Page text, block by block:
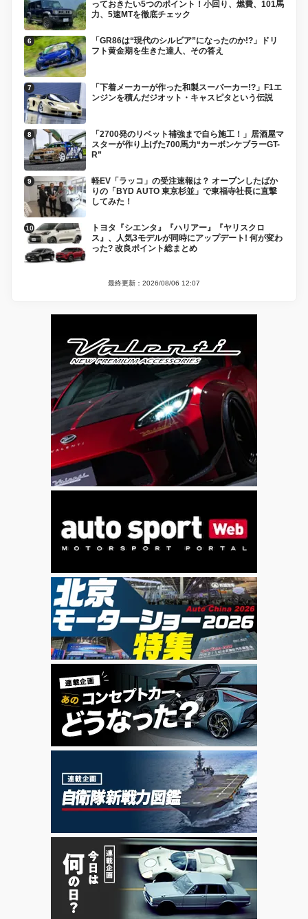
っておきたい5つのポイント！小回り、燃費、101馬
力、5速MTを徹底チェック
「GR86は“現代のシルビア”になったのか!?」ドリ
フト黄金期を生きた達人、その答え
「下着メーカーが作った和製スーパーカー!?」F1エ
ンジンを積んだジオット・キャスピタという伝説
「2700発のリベット補強まで自ら施工！」居酒屋マ
スターが作り上げた700馬力“カーボンケブラーGT-
R”
軽EV「ラッコ」の受注速報は？ オープンしたばか
りの「BYD AUTO 東京杉並」で東福寺社長に直撃
してみた！
トヨタ『シエンタ』『ハリアー』『ヤリスクロ
ス』、人気3モデルが同時にアップデート! 何が変わ
った? 改良ポイント総まとめ
最終更新：2026/08/06 12:07